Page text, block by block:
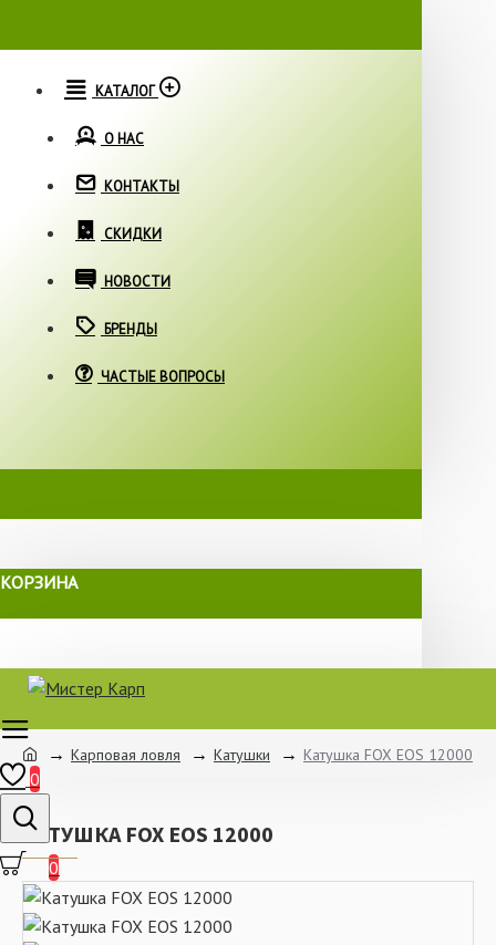
КАТАЛОГ
О НАС
КОНТАКТЫ
СКИДКИ
НОВОСТИ
БРЕНДЫ
ЧАСТЫЕ ВОПРОСЫ
КОРЗИНА
0
0
Карповая ловля Катушки Катушка FOX EOS 12000
КАТУШКА FOX EOS 12000